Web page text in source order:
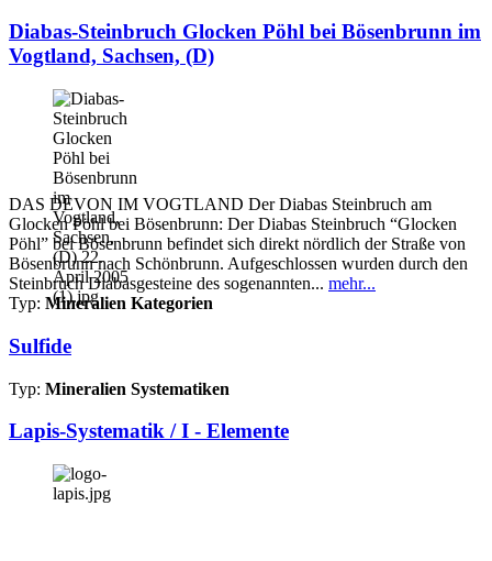
Diabas-Steinbruch Glocken Pöhl bei Bösenbrunn im
Vogtland, Sachsen, (D)
DAS DEVON IM VOGTLAND Der Diabas Steinbruch am
Glocken Pöhl bei Bösenbrunn: Der Diabas Steinbruch “Glocken
Pöhl” bei Bösenbrunn befindet sich direkt nördlich der Straße von
Bösenbrunn nach Schönbrunn. Aufgeschlossen wurden durch den
Steinbruch Diabasgesteine des sogenannten... mehr...
Typ: Mineralien Kategorien
Sulfide
Typ: Mineralien Systematiken
Lapis-Systematik / I - Elemente